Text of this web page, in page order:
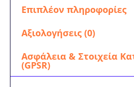
Επιπλέον πληροφορίες
Αξιολογήσεις (0)
Ασφάλεια & Στοιχεία
(GPSR)